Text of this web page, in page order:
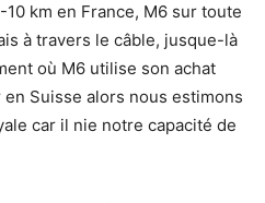
10 km en France, M6 sur toute
à travers le câble, jusque-là
où M6 utilise son achat
Suisse alors nous estimons
car il nie notre capacité de